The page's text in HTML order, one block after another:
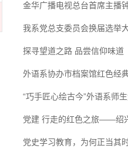
金华广播电视总台首席主播
我系党总支委员会换届选举
探寻望道之路 品尝信仰味道
外语系协办市档案馆红色经
“巧手匠心绘古今”外语系师
党建 行走的红色之旅——绍
党史学习教育，为何正当其时